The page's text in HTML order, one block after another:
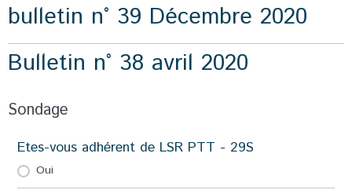
bulletin n° 39 Décembre 2020
Bulletin n° 38 avril 2020
Sondage
Etes-vous adhérent de LSR PTT - 29S
Oui